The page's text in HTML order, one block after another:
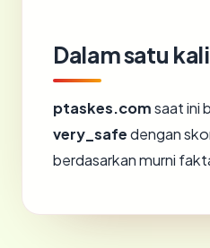
Dalam satu
ptaskes.comsaat ini
very_safedengan
berdasarkan murni